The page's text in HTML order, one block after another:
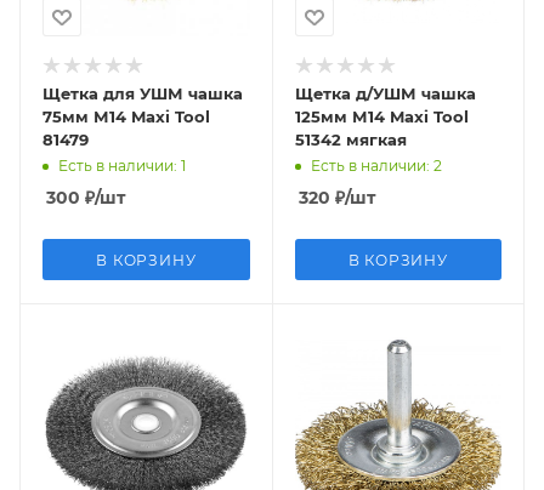
Щетка для УШМ чашка
75мм М14 Maxi Tool
81479
Есть в наличии: 1
300 ₽/шт
В КОРЗИНУ
Щетка д/УШМ чашка
125мм М14 Maxi Tool
51342 мягкая
Есть в наличии: 2
320 ₽/шт
В КОРЗИНУ